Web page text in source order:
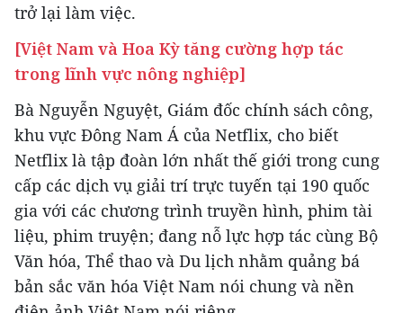
trở lại làm việc.
[Việt Nam và Hoa Kỳ tăng cường hợp tác
trong lĩnh vực nông nghiệp]
Bà Nguyễn Nguyệt, Giám đốc chính sách công,
khu vực Đông Nam Á của Netflix, cho biết
Netflix là tập đoàn lớn nhất thế giới trong cung
cấp các dịch vụ giải trí trực tuyến tại 190 quốc
gia với các chương trình truyền hình, phim tài
liệu, phim truyện; đang nỗ lực hợp tác cùng Bộ
Văn hóa, Thể thao và Du lịch nhằm quảng bá
bản sắc văn hóa Việt Nam nói chung và nền